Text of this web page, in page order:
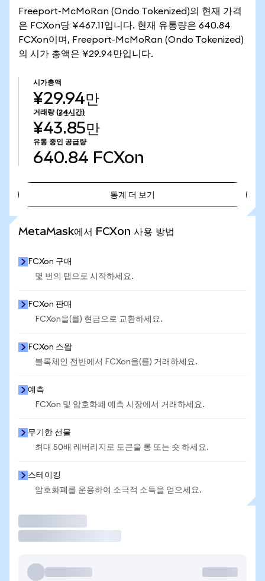
Freeport-McMoRan (Ondo Tokenized)의 현재 가격
은 FCXon당 ¥467.11입니다. 현재 유통량은 640.84
FCXon이며, Freeport-McMoRan (Ondo Tokenized)
의 시가 총액은 ¥29.94만입니다.
시가총액
¥29.94만
거래량 (24시간)
¥43.85만
유통 중인 공급량
640.84 FCXon
통계 더 보기
MetaMask에서 FCXon 사용 방법
FCXon 구매
몇 번의 탭으로 시작하세요.
FCXon 판매
FCXon을(를) 현금으로 교환하세요.
FCXon 스왑
블록체인 전반에서 FCXon을(를) 거래하세요.
예측
FCXon 및 암호화폐 예측 시장에서 거래하세요.
무기한 선물
최대 50배 레버리지로 토큰을 롱 또는 숏 하세요.
스테이킹
암호화폐를 운용하여 소극적 소득을 얻으세요.